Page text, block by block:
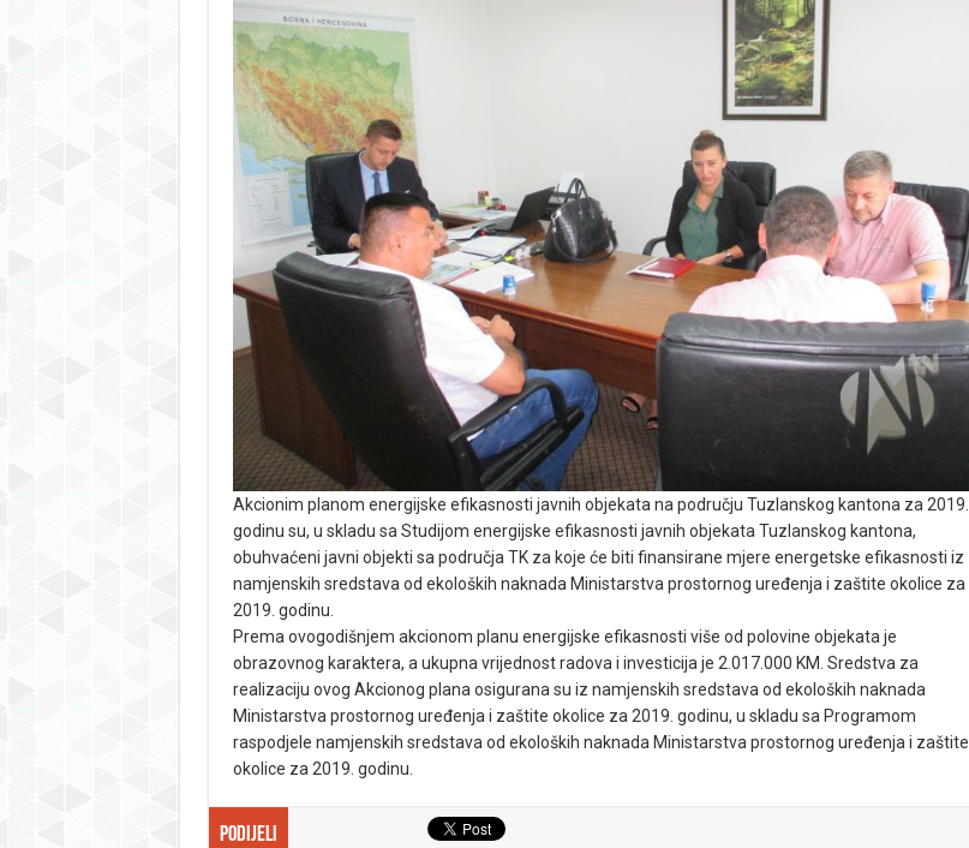
Akcionim planom energijske efikasnosti javnih objekata na području Tuzlanskog kantona za 2019.
godinu su, u skladu sa Studijom energijske efikasnosti javnih objekata Tuzlanskog kantona,
obuhvaćeni javni objekti sa područja TK za koje će biti finansirane mjere energetske efikasnosti iz
namjenskih sredstava od ekoloških naknada Ministarstva prostornog uređenja i zaštite okolice za
2019. godinu.
Prema ovogodišnjem akcionom planu energijske efikasnosti više od polovine objekata je
obrazovnog karaktera, a ukupna vrijednost radova i investicija je 2.017.000 KM. Sredstva za
realizaciju ovog Akcionog plana osigurana su iz namjenskih sredstava od ekoloških naknada
Ministarstva prostornog uređenja i zaštite okolice za 2019. godinu, u skladu sa Programom
raspodjele namjenskih sredstava od ekoloških naknada Ministarstva prostornog uređenja i zaštite
okolice za 2019. godinu.
Podijeli